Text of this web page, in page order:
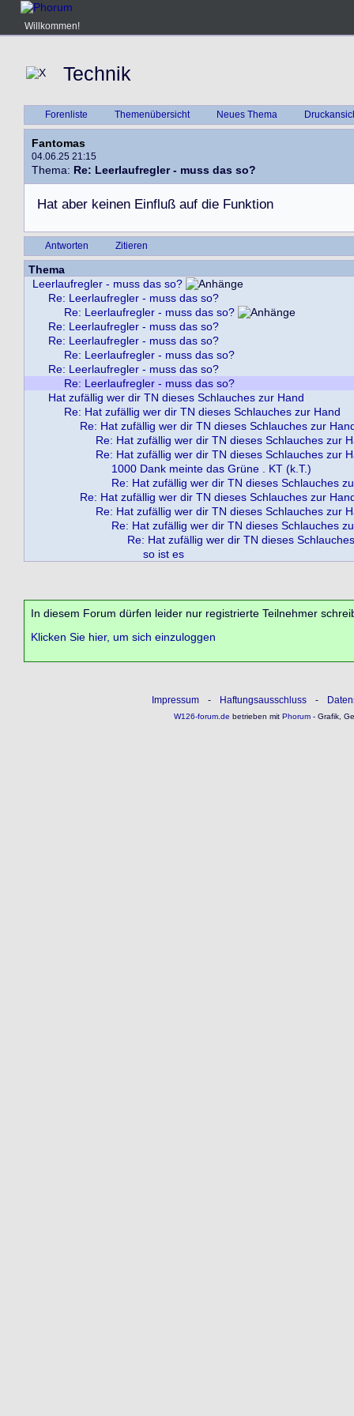
Willkommen!
Technik
Forenliste Themenübersicht Neues Thema
Fantomas
04.06.25 21:15
Thema: Re: Leerlaufregler - muss das so?
Hat aber keinen Einfluß auf die Funktion
Antworten Zitieren
Thema
Leerlaufregler - muss das so?
Re: Leerlaufregler - muss das so?
Re: Leerlaufregler - muss das so?
Re: Leerlaufregler - muss das so?
Re: Leerlaufregler - muss das so?
Re: Leerlaufregler - muss das so?
Re: Leerlaufregler - muss das so?
Re: Leerlaufregler - muss das so?
Hat zufällig wer dir TN dieses Schlauches zur Hand
Re: Hat zufällig wer dir TN dieses Schlauches zur Hand
Re: Hat zufällig wer dir TN dieses Schlauches zur
Re: Hat zufällig wer dir TN dieses Schlauches zur
Re: Hat zufällig wer dir TN dieses Schlauches zur
1000 Dank meinte das Grüne . KT (k.T.)
Re: Hat zufällig wer dir TN dieses Schlauches
Re: Hat zufällig wer dir TN dieses Schlauches zur
Re: Hat zufällig wer dir TN dieses Schlauches zur
Re: Hat zufällig wer dir TN dieses Schlauches
Re: Hat zufällig wer dir TN dieses
so ist es
In diesem Forum dürfen leider nur registrierte Teilnehmer
Klicken Sie hier, um sich einzuloggen
Impressum - Haftungsausschluss -
W126-forum.de betrieben mitPhorum- Grafik,